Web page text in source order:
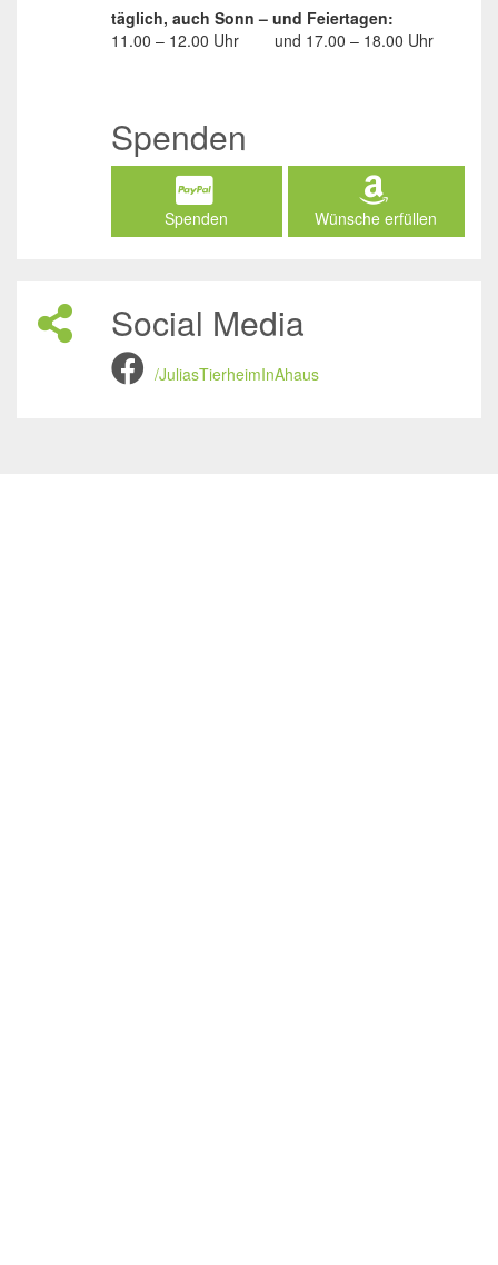
täglich, auch Sonn – und Feiertagen:
11.00 – 12.00 Uhr
und 17.00 – 18.00 Uhr
Spenden
Spenden Wünsche erfüllen
Social Media
/JuliasTierheimInAhaus